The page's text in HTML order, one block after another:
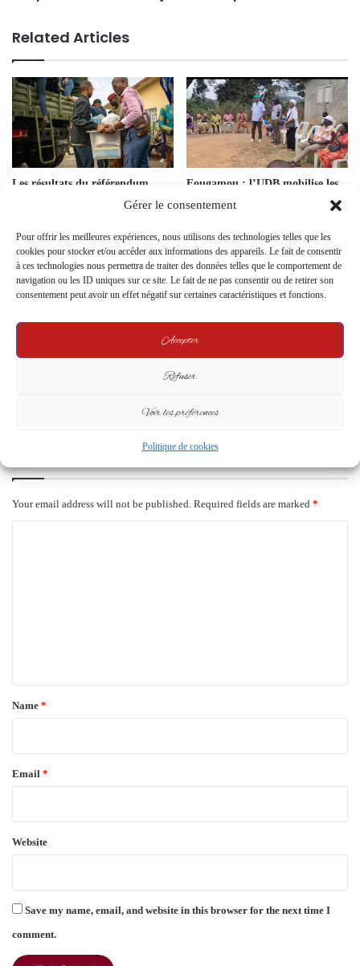
Gérer le consentement
Pour offrir les meilleures expériences, nous utilisons des technologies telles que les
cookies pour stocker et/ou accéder aux informations des appareils. Le fait de consentir
à ces technologies nous permettra de traiter des données telles que le comportement de
navigation ou les ID uniques sur ce site. Le fait de ne pas consentir ou de retirer son
consentement peut avoir un effet négatif sur certaines caractéristiques et fonctions.
Accepter
Refuser
Voir les préférences
Politique de cookies
Related Articles
Les résultats du référendum
gabonais entre les mains de la
22 November 2024
Fougamou : l’UDB mobilise les
populations et appelle à la
13 September 2025
Nyanga : Le Président injecte 2,3
milliards pour revitaliser la
Doutsila et la Douigny
le Gabon » appelle à voter «
29 October 2024
Your email address will not be published. Required fields are marked *
*
Name *
Email *
Website
Save my name, email, and website in this browser for the next time I
comment.